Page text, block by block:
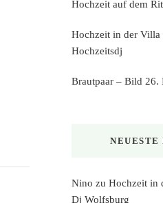
Hochzeit auf dem
Hochzeit in der
Hochzeitsdj
Brautpaar – Bild 26.
NEUESTE
Nino zu Hochzeit in
Dj Wolfsburg